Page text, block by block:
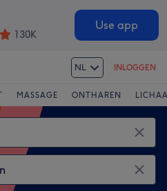
130K
Use app
NL INLOGGEN
MASSAGE ONTHAREN